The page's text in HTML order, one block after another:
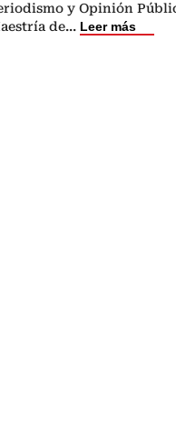
y Opinión
de... Leer más